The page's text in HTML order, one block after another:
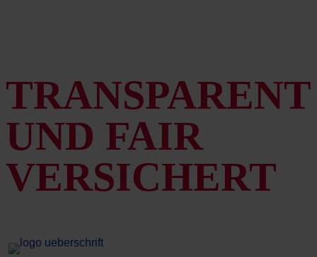
TRANSPARENT
UND FAIR
VERSICHERT